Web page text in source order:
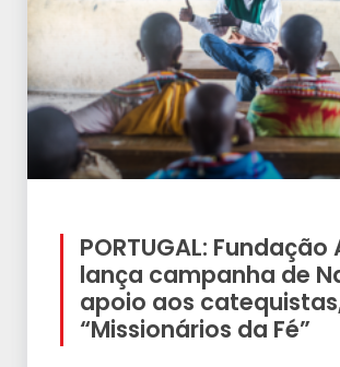
PORTUGAL: Fundação
lança campanha de
apoio aos
“Missionários da Fé”